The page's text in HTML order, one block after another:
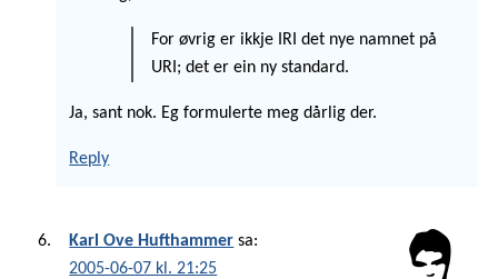
For øvrig er ikkje IRI det nye namnet på
URI; det er ein ny standard.
Ja, sant nok. Eg formulerte meg dårlig der.
Reply
Karl Ove Hufthammer sa:
2005-06-07 kl. 21:25